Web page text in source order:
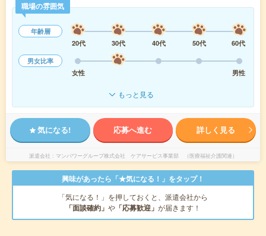
職場の雰囲気
年齢層
20代
30代 40代 50代
60代
男女比率
女性
男性
もっと見る
気になる! 応募へ進む 詳しく見る
派遣会社 マンパワーグループ株式会社 ケアサービス事業部 （医療福祉介護関連）
興味があったら「★気になる！」をタップ！
「気になる！」を押しておくと、派遣会社から
「面談確約」 や 「応募歓迎」 が届きます！